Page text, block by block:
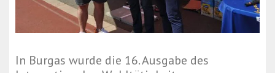
In Burgas wurde die 16. Ausgabe des